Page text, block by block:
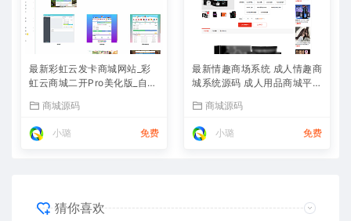
最新彩虹云发卡商城网站_彩
虹云商城二开Pro美化版_自动
商城源码
小璐 免费
最新情趣商场系统 成人情趣商
城系统源码 成人用品商城平台
商城源码
小璐 免费
猜你喜欢